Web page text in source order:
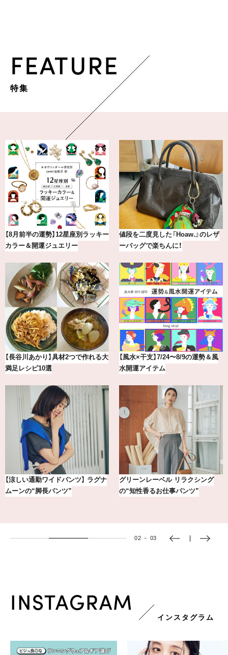
FEATURE
特集
』のレザ
の運勢＆風
クシング
ツ”
最新版！東京都内のおしゃれな朝活
カフェ＆モーニング9選
気分が上がる「フル
アを「眼鏡市場」で探
【2026年8月】鏡リュウジの12星座
別占い
冷凍宅配食【nosh-ナ
える、がんばる私の
【銀座かねまつ】おしゃれ＆快適な
黒スニーカー4選
【BAILA×OMO】ウオ
下ろし！金沢の旅リ
02 － 03
INSTAGRAM
インスタグラム